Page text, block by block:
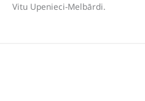
Vitu Upenieci-Melbārdi.